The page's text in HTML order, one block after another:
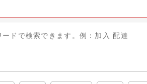
ドで検索できます。例：加入 配達